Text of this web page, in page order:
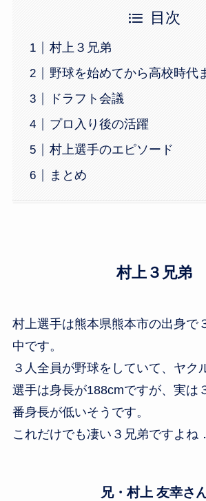
目次
村上３兄弟
野球を始めてから高校時代
ドラフト会議
プロ入り後の活躍
村上選手のエピソード
まとめ
村上３兄弟
村上選手は熊本県熊本市の出身で
中です。
３人全員が野球をしていて、ヤク
選手は身長が188cmですが、実は
番身長が低いそうです。
これだけでも凄い３兄弟ですよね
兄・村上 友幸さ